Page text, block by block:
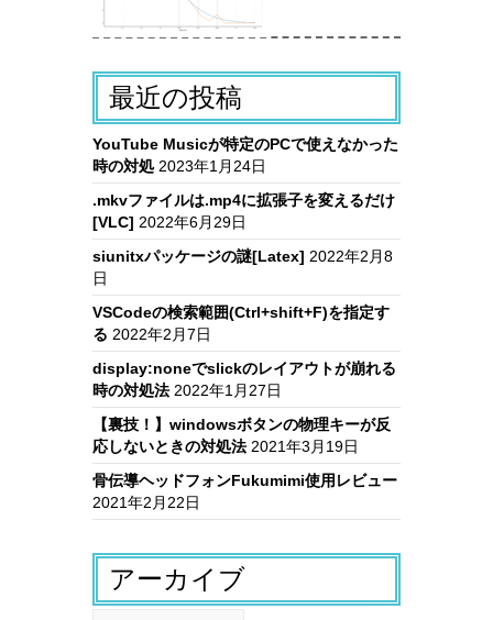
最近の投稿
YouTube Musicが特定のPCで使えなかった
時の対処 2023年1月24日
.mkvファイルは.mp4に拡張子を変えるだけ
[VLC] 2022年6月29日
siunitxパッケージの謎[Latex] 2022年2月8
日
VSCodeの検索範囲(Ctrl+shift+F)を指定す
る 2022年2月7日
display:noneでslickのレイアウトが崩れる
時の対処法 2022年1月27日
【裏技！】windowsボタンの物理キーが反
応しないときの対処法 2021年3月19日
骨伝導ヘッドフォンFukumimi使用レビュー
2021年2月22日
アーカイブ